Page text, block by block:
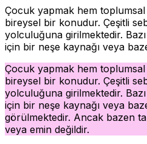
Çocuk yapmak hem
bireysel bir konudur. Çeşitli
yolculuğuna girilmektedir.
için bir neşe kaynağı veya
Çocuk yapmak hem
bireysel bir konudur. Çeşitli
yolculuğuna girilmektedir.
için bir neşe kaynağı veya
görülmektedir. Ancak bazen
veya emin değildir.